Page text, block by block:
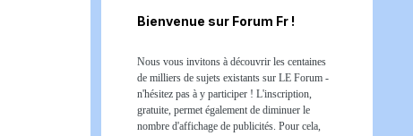
Bienvenue sur Forum Fr !
Nous vous invitons à découvrir les centaines
de milliers de sujets existants sur LE Forum -
n'hésitez pas à y participer ! L'inscription,
gratuite, permet également de diminuer le
nombre d'affichage de publicités. Pour cela,